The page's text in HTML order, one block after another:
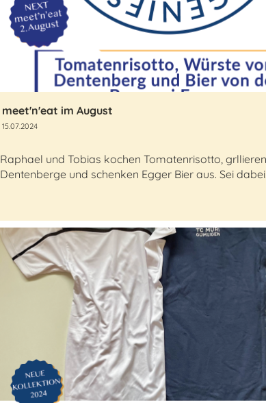
meet'n'eat im August
15.07.2024
Raphael und Tobias kochen Tomatenrisotto,
Dentenberge und schenken Egger Bier aus. Sei dabei!